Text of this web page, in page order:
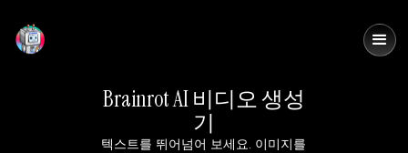
Brainrot AI 비디오 생성
기
텍스트를 뛰어넘어 보세요. 이미지를